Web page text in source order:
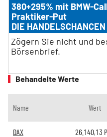
380+295% mit BMW-
Praktiker-Put
DIE
Zögern Sie nicht und
Börsenbrief.
Behandelte Werte
Name Wert
DAX 26.140,13